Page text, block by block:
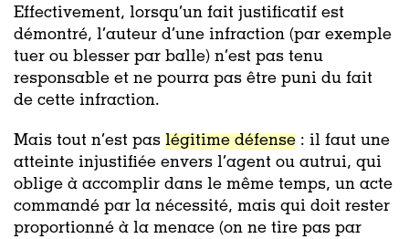
Effectivement, lorsqu’un fait justificatif est
démontré, l’auteur d’une infraction (par exemple
tuer ou blesser par balle) n’est pas tenu
responsable et ne pourra pas être puni du fait
de cette infraction.
Mais tout n’est pas légitime défense : il faut une
atteinte injustifiée envers l’agent ou autrui, qui
oblige à accomplir dans le même temps, un acte
commandé par la nécessité, mais qui doit rester
proportionné à la menace (on ne tire pas par